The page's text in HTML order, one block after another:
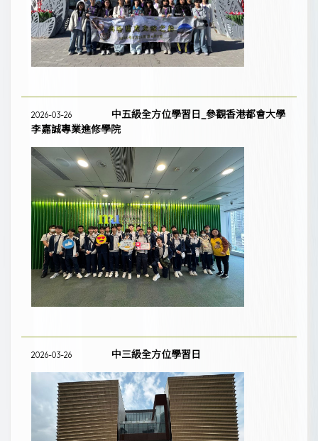
2026-03-26
中五級全方位學習日_參觀香港都會大學
李嘉誠專業進修學院
2026-03-26 中三級全方位學習日